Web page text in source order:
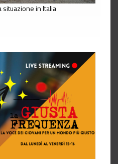
situazione in Italia